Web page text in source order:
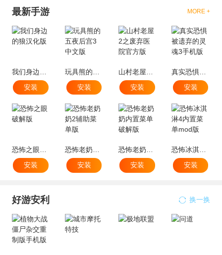
最新手游 MORE +
安装
安装
安装
安装
安装
安装
安装
安装
好游安利 换一换